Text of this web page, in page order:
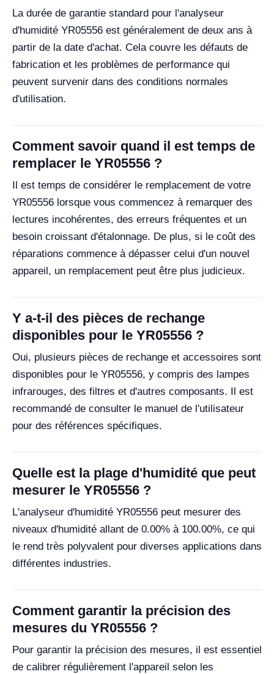
La durée de garantie standard pour l'analyseur
d'humidité YR05556 est généralement de deux ans à
partir de la date d'achat. Cela couvre les défauts de
fabrication et les problèmes de performance qui
peuvent survenir dans des conditions normales
d'utilisation.
Comment savoir quand il est temps de
remplacer le YR05556 ?
Il est temps de considérer le remplacement de votre
YR05556 lorsque vous commencez à remarquer des
lectures incohérentes, des erreurs fréquentes et un
besoin croissant d'étalonnage. De plus, si le coût des
réparations commence à dépasser celui d'un nouvel
appareil, un remplacement peut être plus judicieux.
Y a-t-il des pièces de rechange
disponibles pour le YR05556 ?
Oui, plusieurs pièces de rechange et accessoires sont
disponibles pour le YR05556, y compris des lampes
infrarouges, des filtres et d'autres composants. Il est
recommandé de consulter le manuel de l'utilisateur
pour des références spécifiques.
Quelle est la plage d'humidité que peut
mesurer le YR05556 ?
L'analyseur d'humidité YR05556 peut mesurer des
niveaux d'humidité allant de 0.00% à 100.00%, ce qui
le rend très polyvalent pour diverses applications dans
différentes industries.
Comment garantir la précision des
mesures du YR05556 ?
Pour garantir la précision des mesures, il est essentiel
de calibrer régulièrement l'appareil selon les